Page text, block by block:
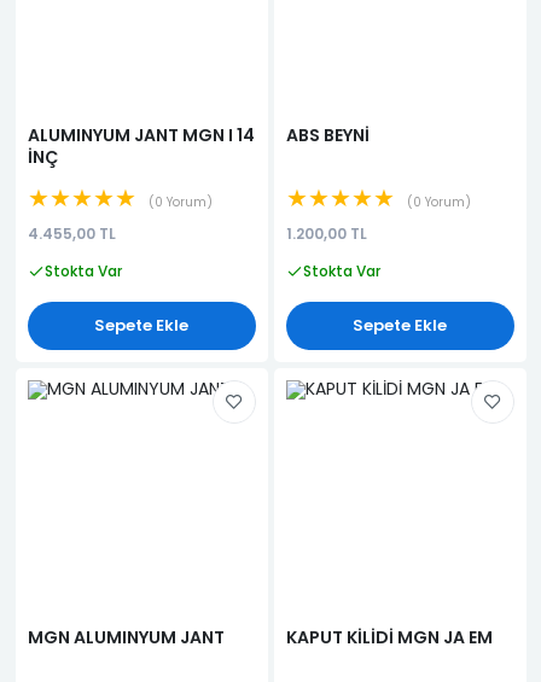
ALUMINYUM JANT MGN I 14
İNÇ
★★★★★ 0 Yorum
4.455,00 TL
Stokta Var
Sepete Ekle
ABS BEYNİ
★★★★★ 0 Yorum
1.200,00 TL
Stokta Var
Sepete Ekle
MGN ALUMINYUM JANT KAPUT KİLİDİ MGN JA EM